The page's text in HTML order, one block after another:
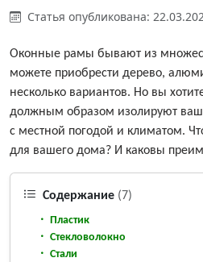
Статья опубликована:
Оконные рамы бывают из
можете приобрести дерево,
несколько вариантов. Но вы
должным образом изолируют
с местной погодой и климатом.
для вашего дома? И каковы
Содержание (7)
Пластик
Стекловолокно
Стали